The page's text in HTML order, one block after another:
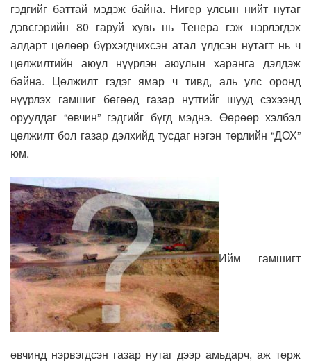
гэдгийг баттай мэдэж байна. Нигер улсын нийт нутаг
дэвсгэрийн 80 гаруй хувь нь Тенера гэж нэрлэгдэх
алдарт цөлөөр бүрхэгдчихсэн атал үлдсэн нутагт нь ч
цөлжилтийн аюул нүүрлэн аюулын харанга дэлдэж
байна. Цөлжилт гэдэг ямар ч тивд, аль улс оронд
нүүрлэх гамшиг бөгөөд газар нутгийг шууд сэхээнд
оруулдаг “өвчин” гэдгийг бүгд мэднэ. Өөрөөр хэлбэл
цөлжилт бол газар дэлхийд тусдаг нэгэн төрлийн “ДОХ”
юм.
Ийм гамшигт
өвчинд нэрвэгдсэн газар нутаг дээр амьдарч, аж төрж